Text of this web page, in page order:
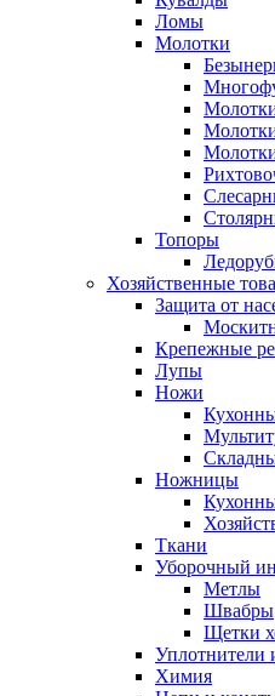
Ломы
Молотки
Топоры
Хозяйственные
Защита от
Крепежные
Лупы
Ножи
Ножницы
Ткани
Уборочный
Метлы
Швабры
Щетки
Уплотнители
Химия